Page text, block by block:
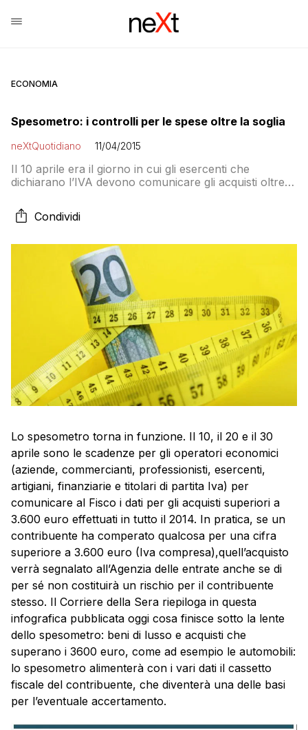
ECONOMIA
Spesometro: i controlli per le spese oltre la soglia
neXtQuotidiano 11/04/2015
Il 10 aprile era il giorno in cui gli esercenti che
dichiarano l’IVA devono comunicare gli acquisti oltre i
Condividi
Lo spesometro torna in funzione. Il 10, il 20 e il 30
aprile sono le scadenze per gli operatori economici
(aziende, commercianti, professionisti, esercenti,
artigiani, finanziarie e titolari di partita Iva) per
comunicare al Fisco i dati per gli acquisti superiori a
3.600 euro effettuati in tutto il 2014. In pratica, se un
contribuente ha comperato qualcosa per una cifra
superiore a 3.600 euro (Iva compresa),quell’acquisto
verrà segnalato all’Agenzia delle entrate anche se di
per sé non costituirà un rischio per il contribuente
stesso. Il Corriere della Sera riepiloga in questa
infografica pubblicata oggi cosa finisce sotto la lente
dello spesometro: beni di lusso e acquisti che
superano i 3600 euro, come ad esempio le automobili:
lo spesometro alimenterà con i vari dati il cassetto
fiscale del contribuente, che diventerà una delle basi
per l’eventuale accertamento.